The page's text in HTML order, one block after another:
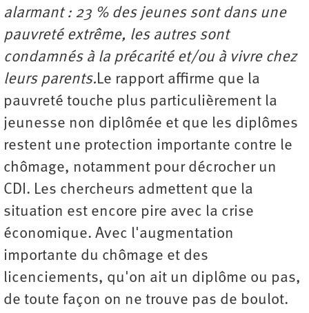
alarmant : 23 % des jeunes sont dans une
pauvreté extrême, les autres sont
condamnés à la précarité et/ou à vivre chez
leurs parents.Le rapport affirme que la
pauvreté touche plus particulièrement la
jeunesse non diplômée et que les diplômes
restent une protection importante contre le
chômage, notamment pour décrocher un
CDI. Les chercheurs admettent que la
situation est encore pire avec la crise
économique. Avec l'augmentation
importante du chômage et des
licenciements, qu'on ait un diplôme ou pas,
de toute façon on ne trouve pas de boulot.